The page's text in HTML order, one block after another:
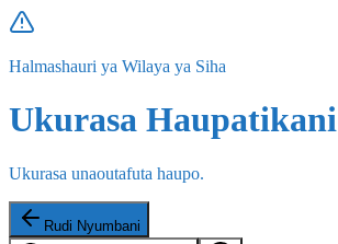
Halmashauri ya Wilaya ya Siha
Ukurasa Haupatikani
Ukurasa unaoutafuta haupo.
Rudi Nyumbani